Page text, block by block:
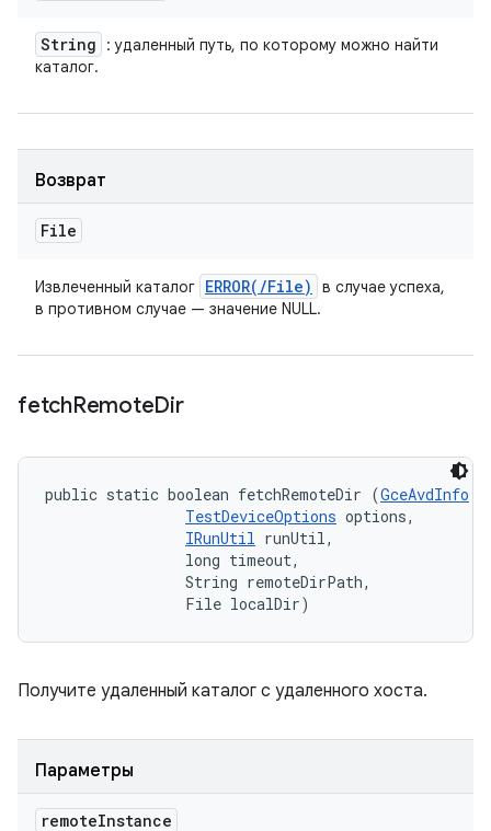
String
: удаленный путь, по которому можно найти
каталог.
Возврат
File
Извлеченный каталог ERROR( /File)
в случае успеха,
в противном случае — значение NULL.
fetchRemoteDir
public static boolean fetchRemoteDir (GceAvdInfo
TestDeviceOptions options,
IRunUtil runUtil,
                long timeout,
                String remoteDirPath,
                File localDir)
Получите удаленный каталог с удаленного хоста.
Параметры
remoteInstance